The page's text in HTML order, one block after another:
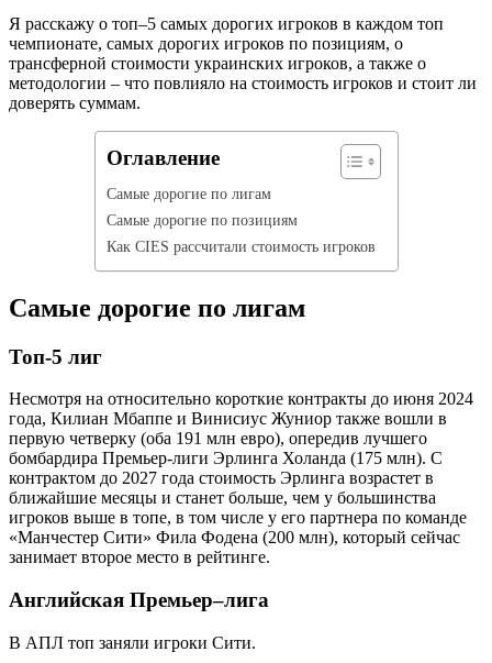
Я расскажу о топ–5 самых дорогих игроков в каждом топ
чемпионате, самых дорогих игроков по позициям, о
трансферной стоимости украинских игроков, а также о
методологии – что повлияло на стоимость игроков и стоит ли
доверять суммам.
Оглавление
Самые дорогие по лигам
Самые дорогие по позициям
Как CIES рассчитали стоимость игроков
Самые дорогие по лигам
Топ-5 лиг
Несмотря на относительно короткие контракты до июня 2024
года, Килиан Мбаппе и Винисиус Жуниор также вошли в
первую четверку (оба 191 млн евро), опередив лучшего
бомбардира Премьер-лиги Эрлинга Холанда (175 млн). С
контрактом до 2027 года стоимость Эрлинга возрастет в
ближайшие месяцы и станет больше, чем у большинства
игроков выше в топе, в том числе у его партнера по команде
«Манчестер Сити» Фила Фодена (200 млн), который сейчас
занимает второе место в рейтинге.
Английская Премьер–лига
В АПЛ топ заняли игроки Сити.